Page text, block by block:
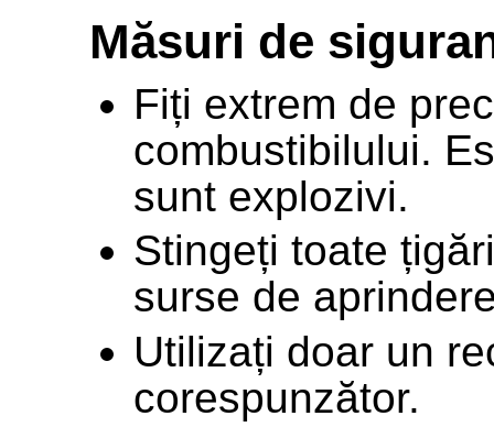
Măsuri de
Fiți extrem de
combustibilului.
sunt explozivi.
Stingeți toate
surse de
Utilizați doar un
corespunzător.